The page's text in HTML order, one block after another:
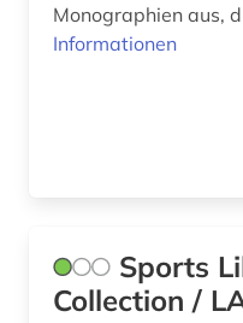
Monographien aus,
Informationen
Sports